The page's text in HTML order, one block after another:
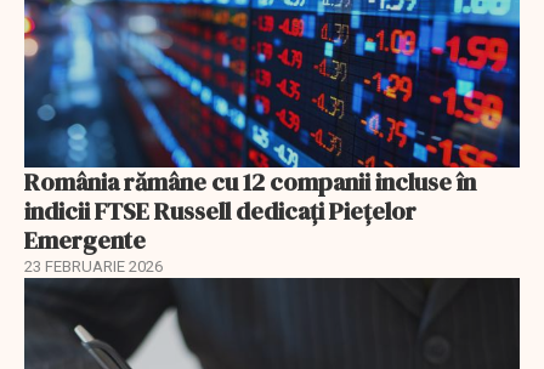
România rămâne cu 12 companii incluse în
indicii FTSE Russell dedicați Piețelor
Emergente
23 FEBRUARIE 2026